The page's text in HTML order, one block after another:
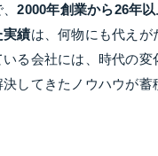
、2000年創業から26年
実績は、何物にも代えが
る会社には、時代の変
してきたノウハウが蓄